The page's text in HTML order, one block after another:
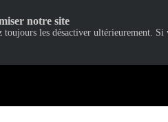
notre site
les désactiver ultérieurement.